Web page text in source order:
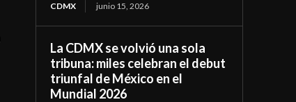
CDMX junio 15, 2026
La CDMX se volvió una sola
tribuna: miles celebran el debut
triunfal de México en el
Mundial 2026